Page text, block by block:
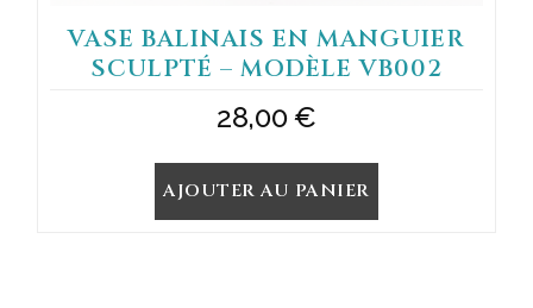
VASE BALINAIS EN MANGUIER
SCULPTÉ – MODÈLE VB002
28,00€
AJOUTER AU PANIER